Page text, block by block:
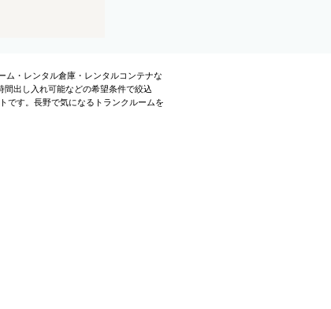
ム・レンタル倉庫・レンタルコンテナな
出し入れ可能などの希望条件で絞込
です。長野で気になるトランクルームを